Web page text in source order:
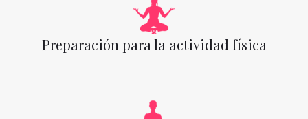
Preparación para la actividad física